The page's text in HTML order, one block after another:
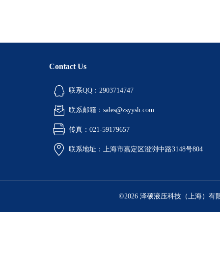
Contact Us
联系QQ：2903714747
联系邮箱：sales@zsyysh.com
传真：021-59179657
联系地址：上海市嘉定区澄浏中路3148号804
©2026 泽硕液压科技（上海）有